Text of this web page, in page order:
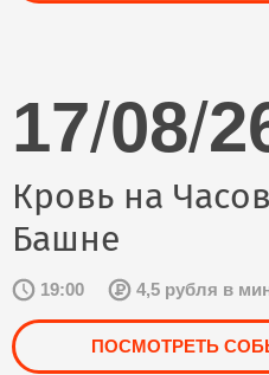
17/08/
Кровь на
Башне
19:00 4,5 рубля в
ПОСМОТРЕТЬ